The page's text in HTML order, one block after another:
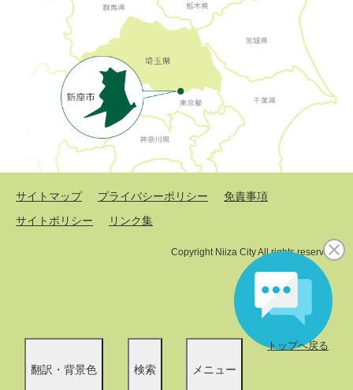
翻訳・背景色 検索 メニュー
トップへ戻る
サイトマップ プライバシーポリシー
免責事項
サイトポリシー
リンク集
Copyright Niiza City All rights reserved.